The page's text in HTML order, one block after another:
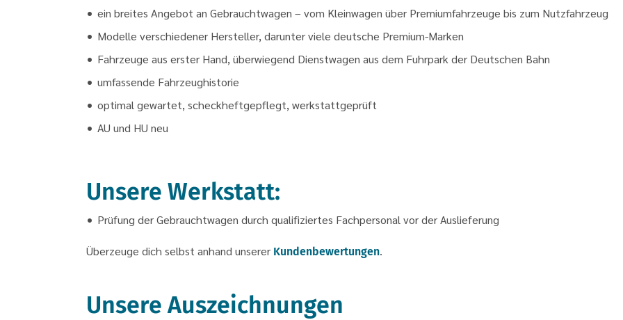
ein breites Angebot an Gebrauchtwagen – vom Kleinwagen über Premiumfahrzeuge bis zum Nutzfahrzeug
Modelle verschiedener Hersteller, darunter viele deutsche Premium-Marken
Fahrzeuge aus erster Hand, überwiegend Dienstwagen aus dem Fuhrpark der Deutschen Bahn
umfassende Fahrzeughistorie
optimal gewartet, scheckheftgepflegt, werkstattgeprüft
AU und HU neu
Unsere Werkstatt:
Prüfung der Gebrauchtwagen durch qualifiziertes Fachpersonal vor der Auslieferung
Überzeuge dich selbst anhand unserer Kundenbewertungen.
Unsere Auszeichnungen